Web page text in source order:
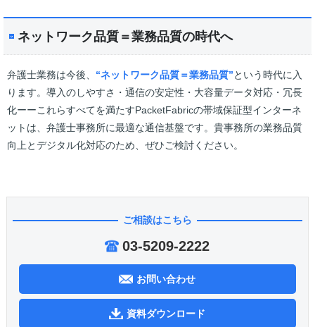
ネットワーク品質＝業務品質の時代へ
弁護士業務は今後、 “ネットワーク品質＝業務品質”という時代に入
ります。導入のしやすさ・通信の安定性・大容量データ対応・冗長
化ーーこれらすべてを満たすPacketFabricの帯域保証型インターネ
ットは、弁護士事務所に最適な通信基盤です。貴事務所の業務品質
向上とデジタル化対応のため、ぜひご検討ください。
ご相談はこちら
03-5209-2222
お問い合わせ
資料ダウンロード